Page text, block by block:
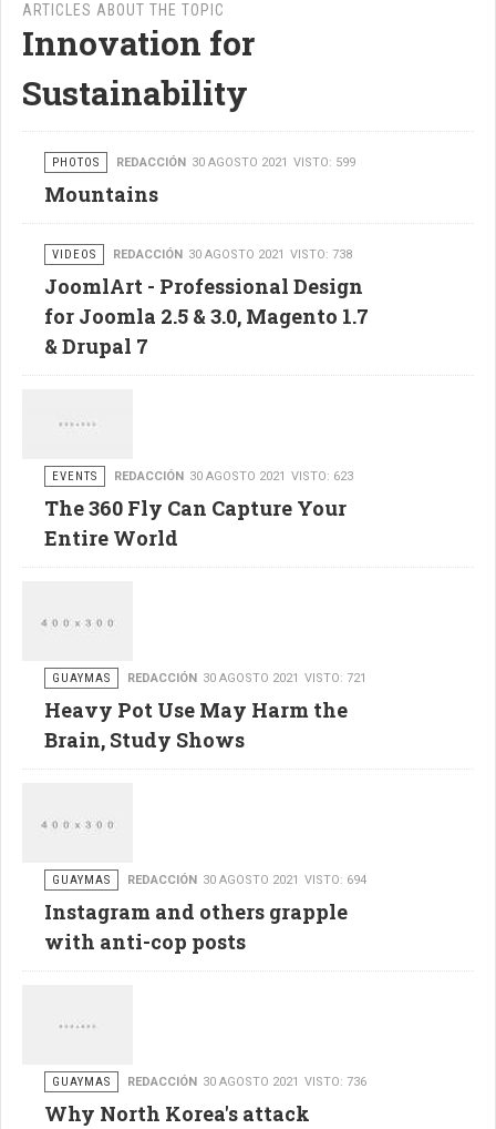
ARTICLES ABOUT THE TOPIC
Innovation for
Sustainability
PHOTOS REDACCIÓN 30 AGOSTO 2021 VISTO: 599
Mountains
VIDEOS REDACCIÓN 30 AGOSTO 2021 VISTO: 738
JoomlArt - Professional Design
for Joomla 2.5 & 3.0, Magento 1.7
& Drupal 7
EVENTS REDACCIÓN 30 AGOSTO 2021 VISTO: 623
The 360 Fly Can Capture Your
Entire World
GUAYMAS REDACCIÓN 30 AGOSTO 2021 VISTO: 721
Heavy Pot Use May Harm the
Brain, Study Shows
GUAYMAS REDACCIÓN 30 AGOSTO 2021 VISTO: 694
Instagram and others grapple
with anti-cop posts
GUAYMAS REDACCIÓN 30 AGOSTO 2021 VISTO: 736
Why North Korea's attack